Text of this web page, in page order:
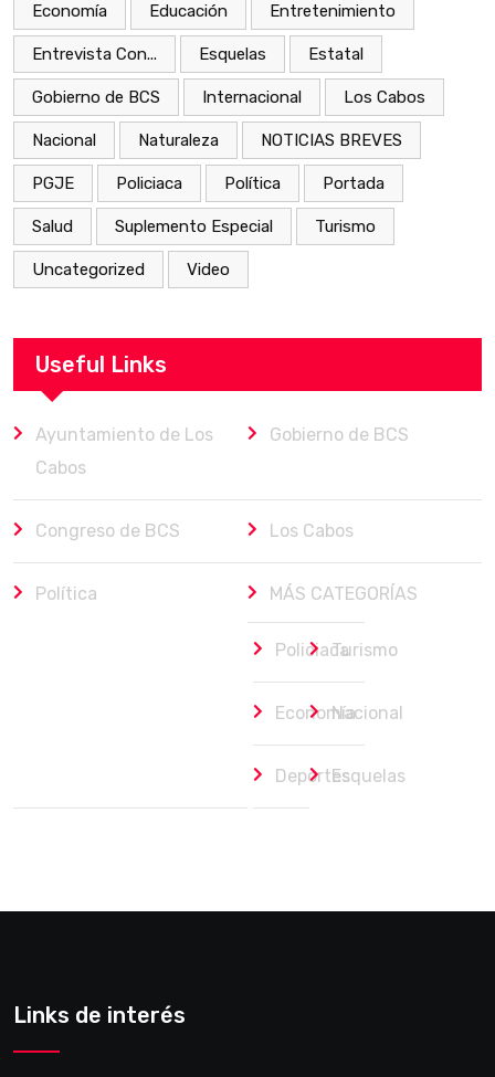
Economía Educación Entretenimiento
Entrevista Con... Esquelas Estatal
Gobierno de BCS Internacional Los Cabos
Nacional Naturaleza NOTICIAS BREVES
PGJE Policiaca Política Portada
Salud Suplemento Especial Turismo
Uncategorized Video
Useful Links
Ayuntamiento de Los
Cabos
Gobierno de BCS
Congreso de BCS Los Cabos
Política MÁS CATEGORÍAS
PoliciacaTurismo
EconomíaNacional
DeportesEsquelas
Links de interés